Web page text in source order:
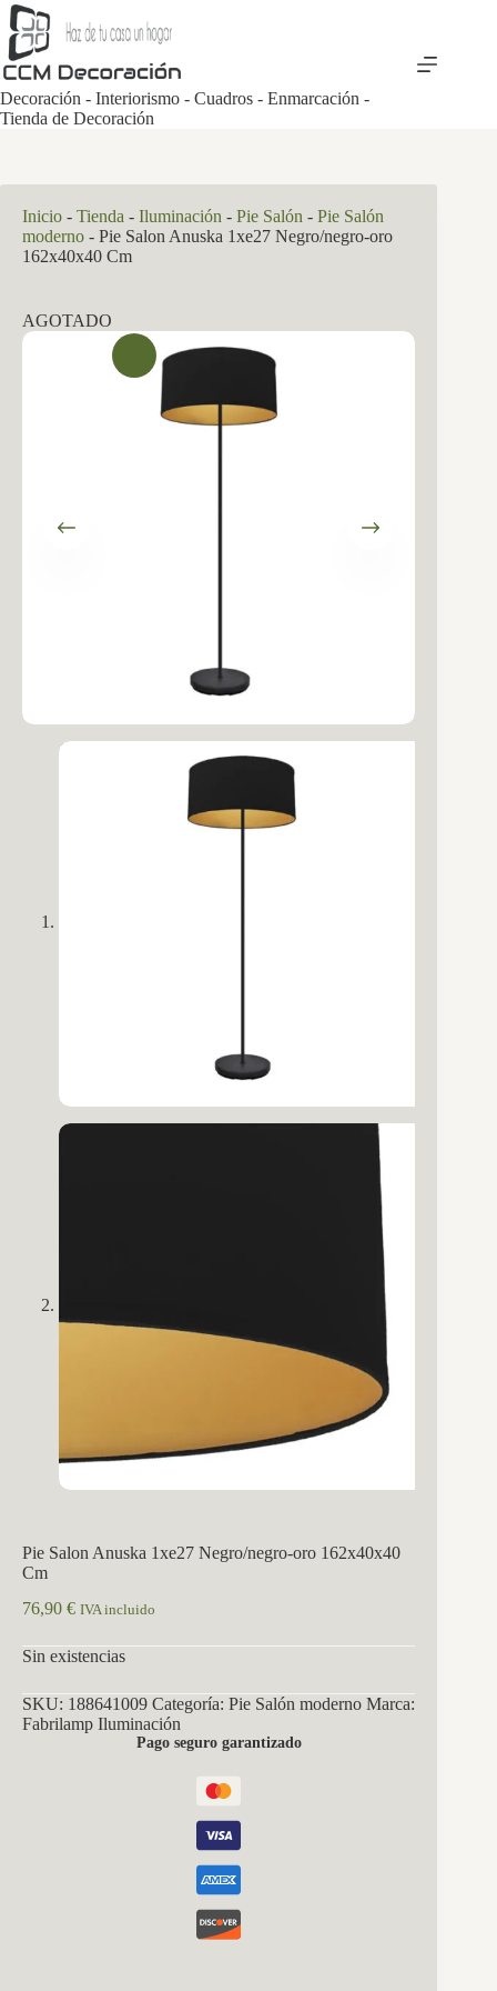
Saltar
al
contenido
Decoración - Interiorismo - Cuadros - Enmarcación -
Tienda de Decoración
Inicio - Tienda - Iluminación - Pie Salón - Pie Salón
moderno - Pie Salon Anuska 1xe27 Negro/negro-oro
162x40x40 Cm
AGOTADO
Pie Salon Anuska 1xe27 Negro/negro-oro 162x40x40
Cm
76,90 € IVA incluido
Sin existencias
SKU: 188641009 Categoría: Pie Salón moderno Marca:
Fabrilamp Iluminación
Pago seguro garantizado